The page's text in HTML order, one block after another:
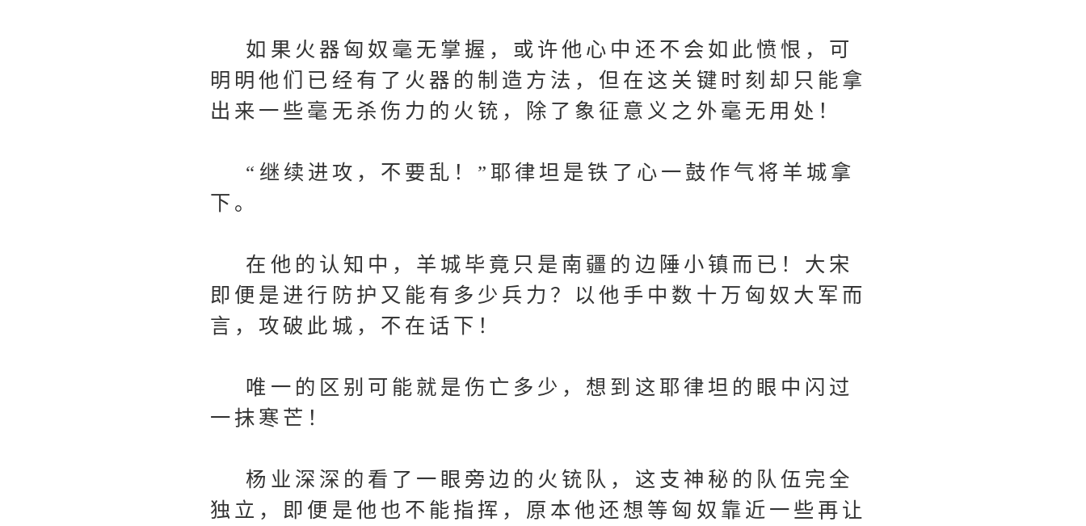
如果火器匈奴毫无掌握，或许他心中还不会如此愤恨，可
明明他们已经有了火器的制造方法，但在这关键时刻却只能拿
出来一些毫无杀伤力的火铳，除了象征意义之外毫无用处！
“继续进攻，不要乱！”耶律坦是铁了心一鼓作气将羊城拿
下。
在他的认知中，羊城毕竟只是南疆的边陲小镇而已！大宋
即便是进行防护又能有多少兵力？以他手中数十万匈奴大军而
言，攻破此城，不在话下！
唯一的区别可能就是伤亡多少，想到这耶律坦的眼中闪过
一抹寒芒！
杨业深深的看了一眼旁边的火铳队，这支神秘的队伍完全
独立，即便是他也不能指挥，原本他还想等匈奴靠近一些再让